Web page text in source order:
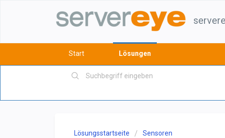
Start Lösungen
Lösungsstartseite Sensoren